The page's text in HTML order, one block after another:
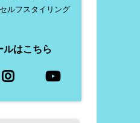
ルフスタイリング
ルはこちら